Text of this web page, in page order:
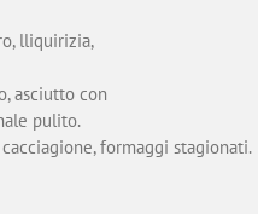
lliquirizia,
asciutto con
pulito.
formaggi stagionati.